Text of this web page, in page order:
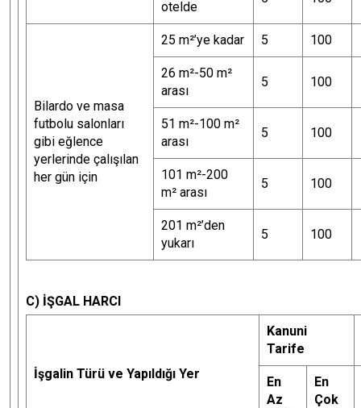
otelde
Bilardo ve masa
futbolu salonları
gibi eğlence
yerlerinde çalışılan
her gün için
25 m²’ye kadar 5 100
26 m²-50 m²
arası
5 100
51 m²-100 m²
arası
5 100
101 m²-200
m² arası
5 100
201 m²’den
yukarı
5 100
C) İŞGAL HARCI
İşgalin Türü ve Yapıldığı Yer
Kanuni
Tarife
En
Az
En
Çok